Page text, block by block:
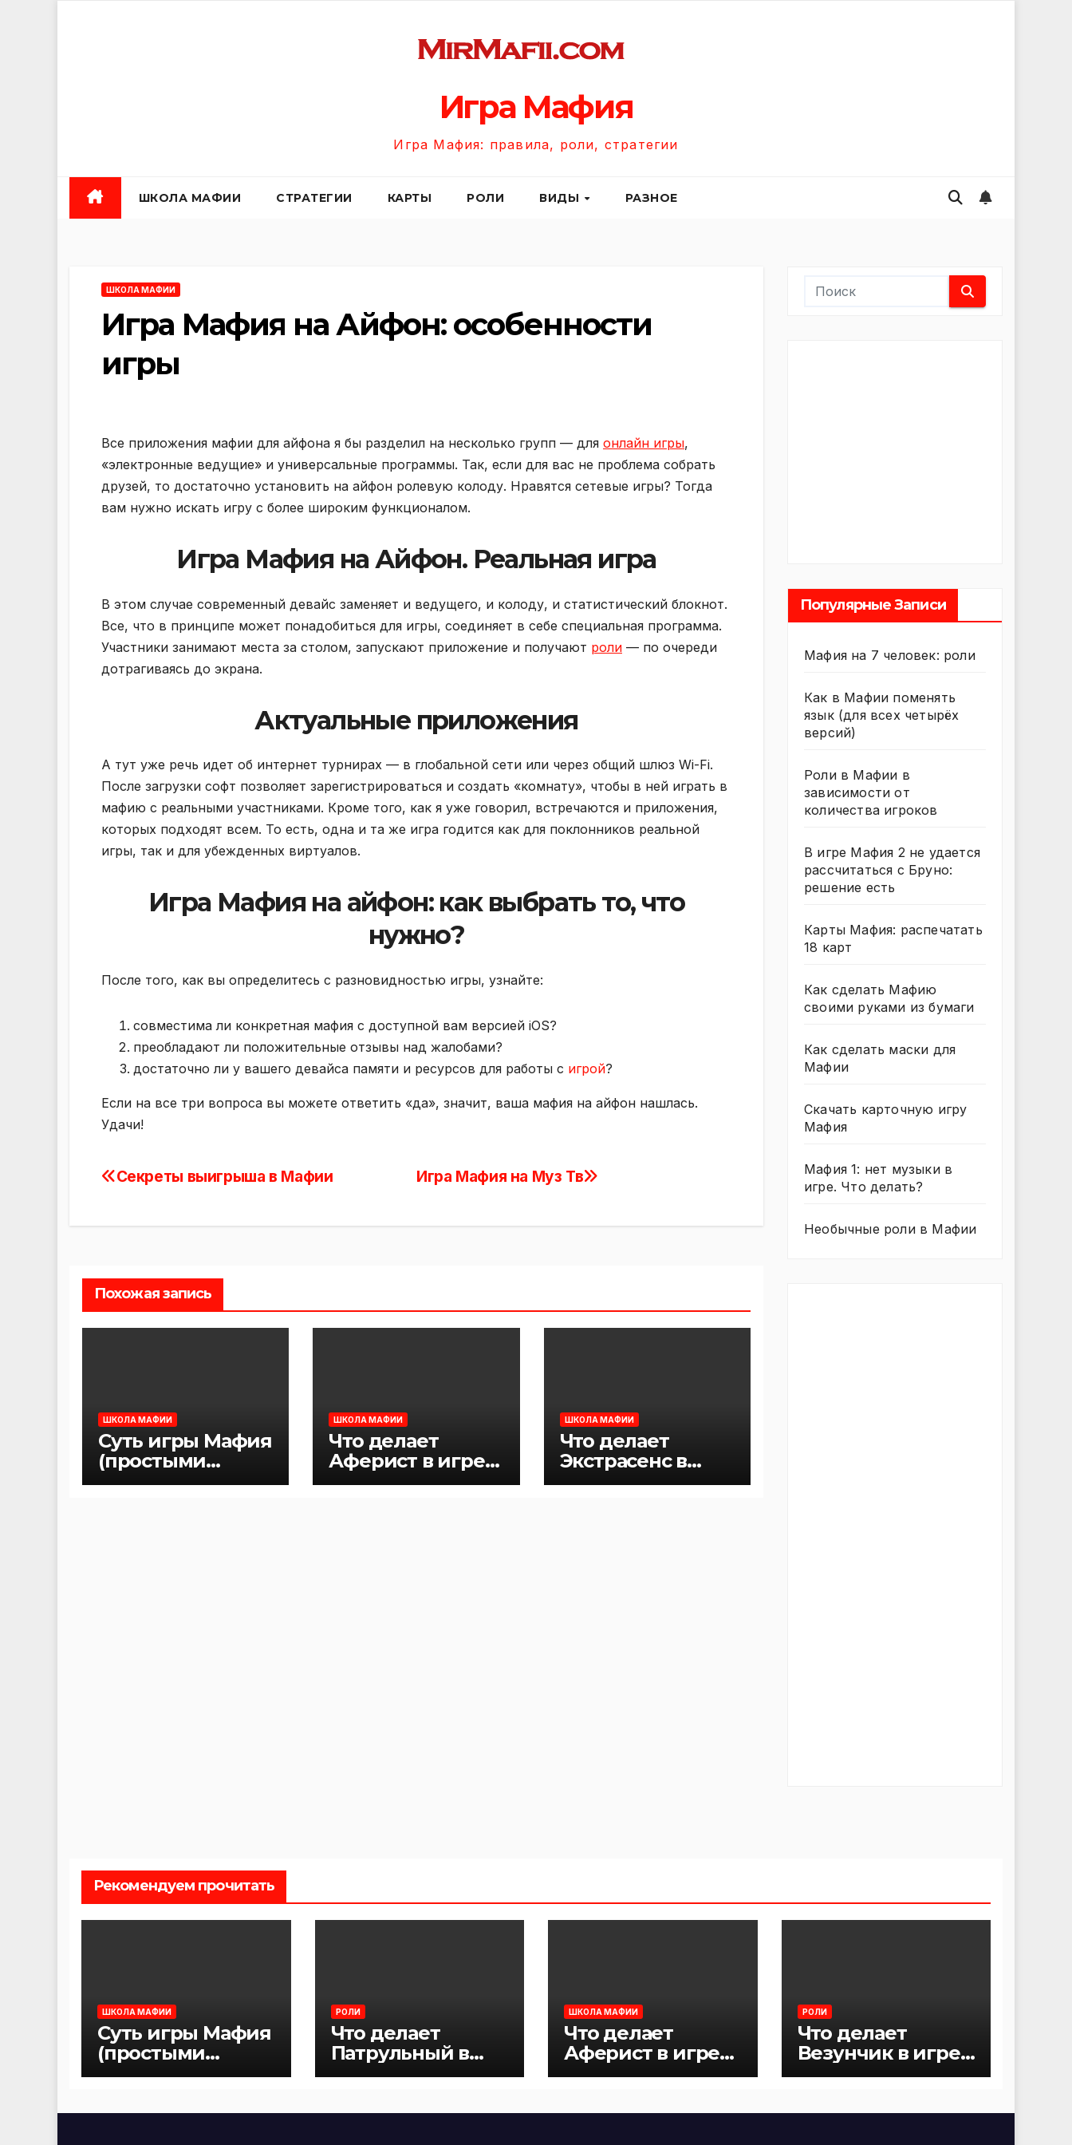
Игра Мафия
Игра Мафия: правила, роли, стратегии
ШКОЛА МАФИИ СТРАТЕГИИ КАРТЫ РОЛИ ВИДЫ РАЗНОЕ
ШКОЛА МАФИИ
Игра Мафия на Айфон: особенности
игры
Все приложения мафии для айфона я бы разделил на несколько групп — для онлайн игры,
«электронные ведущие» и универсальные программы. Так, если для вас не проблема собрать
друзей, то достаточно установить на айфон ролевую колоду. Нравятся сетевые игры? Тогда
вам нужно искать игру с более широким функционалом.
Игра Мафия на Айфон. Реальная игра
В этом случае современный девайс заменяет и ведущего, и колоду, и статистический блокнот.
Все, что в принципе может понадобиться для игры, соединяет в себе специальная программа.
Участники занимают места за столом, запускают приложение и получают роли — по очереди
дотрагиваясь до экрана.
Актуальные приложения
А тут уже речь идет об интернет турнирах — в глобальной сети или через общий шлюз Wi-Fi.
После загрузки софт позволяет зарегистрироваться и создать «комнату», чтобы в ней играть в
мафию с реальными участниками. Кроме того, как я уже говорил, встречаются и приложения,
которых подходят всем. То есть, одна и та же игра годится как для поклонников реальной
игры, так и для убежденных виртуалов.
Игра Мафия на айфон: как выбрать то, что
нужно?
После того, как вы определитесь с разновидностью игры, узнайте:
совместима ли конкретная мафия с доступной вам версией iOS?
преобладают ли положительные отзывы над жалобами?
достаточно ли у вашего девайса памяти и ресурсов для работы с игрой?
Если на все три вопроса вы можете ответить «да», значит, ваша мафия на айфон нашлась.
Удачи!
Навигация
Игра Мафия на Муз Тв
Секреты выигрыша в Мафии
Похожая запись
ШКОЛА МАФИИ
Суть игры Мафия
(простыми
словами)
ШКОЛА МАФИИ
Что делает
Аферист в игре
Мафия
ШКОЛА МАФИИ
Что делает
Экстрасенс в
игре Мафия
Популярные Записи
Мафия на 7 человек: роли
Как в Мафии поменять
язык (для всех четырёх
версий)
Роли в Мафии в
зависимости от
количества игроков
В игре Мафия 2 не удается
рассчитаться с Бруно:
решение есть
Карты Мафия: распечатать
18 карт
Как сделать Мафию
своими руками из бумаги
Как сделать маски для
Мафии
Скачать карточную игру
Мафия
Мафия 1: нет музыки в
игре. Что делать?
Необычные роли в Мафии
Рекомендуем прочитать
ШКОЛА МАФИИ
Суть игры Мафия
(простыми
словами)
РОЛИ
Что делает
Патрульный в
игре Мафия
ШКОЛА МАФИИ
Что делает
Аферист в игре
Мафия
РОЛИ
Что делает
Везунчик в игре
Мафия?